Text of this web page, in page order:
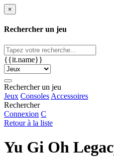
×
Rechercher un jeu
{{it.name}}
Rechercher un jeu
Jeux Consoles Accessoires
Rechercher
Connexion C
Retour à la liste
Yu Gi Oh